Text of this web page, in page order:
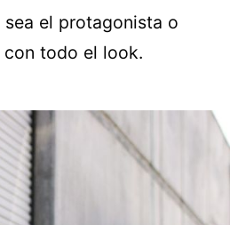
sea el protagonista o
con todo el look.